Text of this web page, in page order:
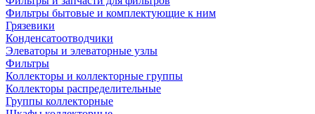
Фильтры бытовые и комплектующие к ним
Грязевики
Конденсатоотводчики
Элеваторы и элеваторные узлы
Фильтры
Коллекторы и коллекторные группы
Коллекторы распределительные
Группы коллекторные